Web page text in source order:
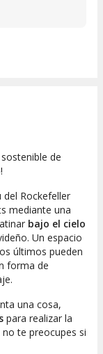
de
del Rockefeller
mediante una
bajo el cielo
Un espacio
últimos pueden
forma de
una cosa,
para realizar la
te preocupes si